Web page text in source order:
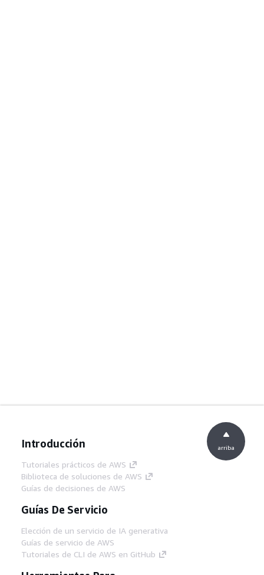
Introducción
Tutoriales prácticos de AWS
Biblioteca de soluciones de AWS
Guías de decisiones de AWS
Guías De Servicio
Elección de un servicio de IA generativa
Guías de servicio de AWS
Tutoriales de CLI de AWS en GitHub
arriba